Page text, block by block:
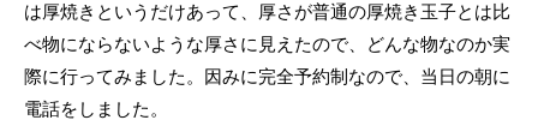
は厚焼きというだけあって、厚さが普通の厚焼き玉子とは比
べ物にならないような厚さに見えたので、どんな物なのか実
際に行ってみました。因みに完全予約制なので、当日の朝に
電話をしました。